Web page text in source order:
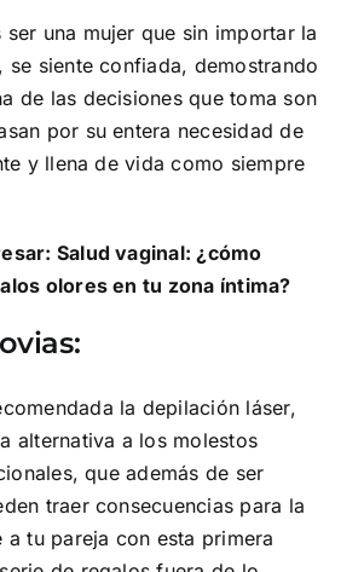
ser una mujer que sin importar la
se siente confiada, demostrando
de las decisiones que toma son
por su entera necesidad de
y llena de vida como siempre
Salud vaginal: ¿cómo
olores en tu zona íntima?
la depilación láser,
alternativa a los molestos
que además de ser
traer consecuencias para la
a tu pareja con esta primera